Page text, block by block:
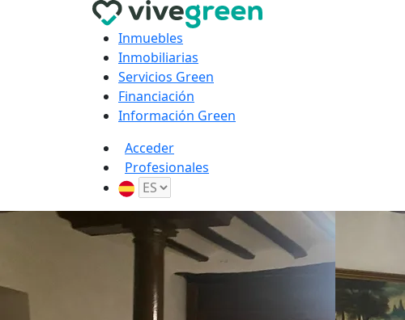
Inmuebles
Inmobiliarias
Servicios Green
Financiación
Información Green
Acceder
Profesionales